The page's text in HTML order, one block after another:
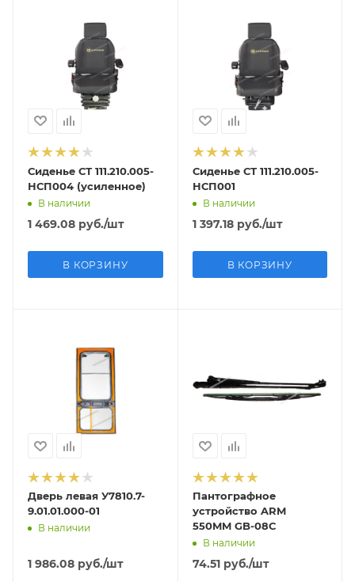
Сиденье СТ 111.210.005-
НСП004 (усиленное)
В наличии
1 469.08 руб./шт
В КОРЗИНУ
Сиденье СТ 111.210.005-
НСП001
В наличии
1 397.18руб./шт
В КОРЗИНУ
Дверь левая У7810.7-
9.01.01.000-01
В наличии
1 986.08 руб./шт
Пантографное
устройство ARM
550MM GB-08С
В наличии
74.51руб./шт